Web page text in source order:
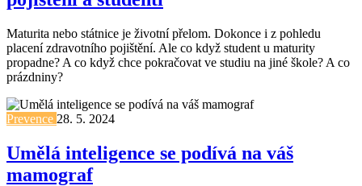
Maturita nebo státnice je životní přelom. Dokonce i z pohledu
placení zdravotního pojištění. Ale co když student u maturity
propadne? A co když chce pokračovat ve studiu na jiné škole? A co
prázdniny?
Prevence 28. 5. 2024
Umělá inteligence se podívá na váš
mamograf